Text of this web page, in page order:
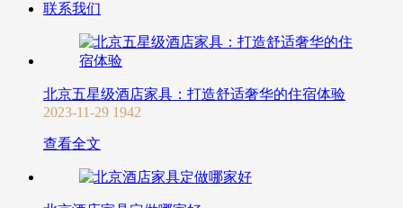
联系我们
北京五星级酒店家具：打造舒适奢华的住宿体验
2023-11-29 1942
查看全文